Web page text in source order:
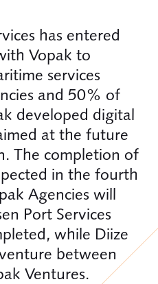
has entered
Vopak to
services
and 50% of
developed digital
at the future
The completion of
in the fourth
Agencies will
Port Services
while Diize
between
Ventures.